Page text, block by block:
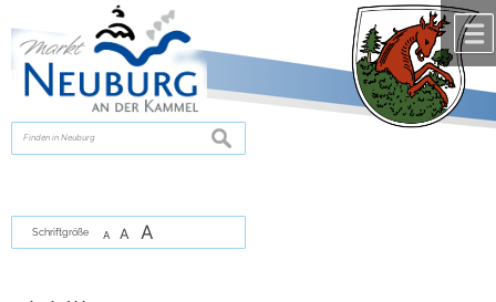
zur Navigationoder
springen.
suchen
Schriftgröße A A A